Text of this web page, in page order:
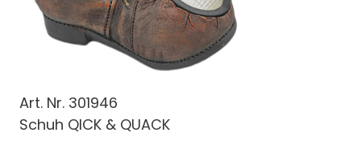
Art. Nr. 301946
Schuh QICK & QUACK